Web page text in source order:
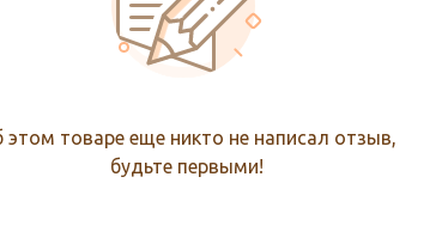
этом товаре еще никто не написал отзыв,
будьте первыми!